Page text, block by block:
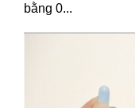
bằng 0...